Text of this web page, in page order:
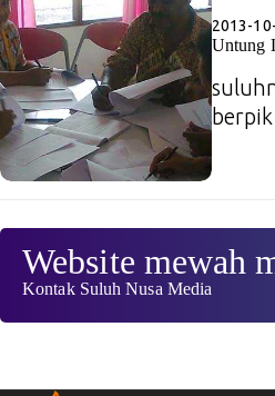
2013-
Untung
Website mewah
Kontak Suluh Nusa Media